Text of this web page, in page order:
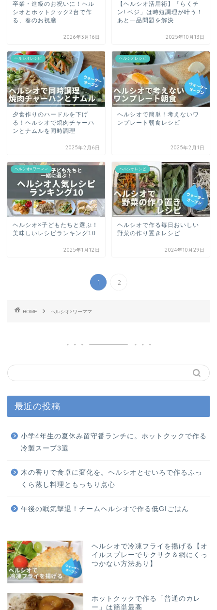
卒業・進級のお祝いに！ヘル
シオとホットクック2台で作
る、春のお祝膳
2026年3月16日
【ヘルシオ活用術】「らくチ
ン! ベジ」は時短調理が叶う！
あと一品問題を解決
2025年10月13日
ヘルシオレシピ
夕食作りのハードルを下げ
る！ヘルシオで焼肉チャーハ
ンとナムルを同時調理
2025年2月6日
ヘルシオレシピ
ヘルシオで簡単！考えないワ
ンプレート朝食レシピ
2025年2月1日
ヘルシオ×ワーママ
ヘルシオ×子どもたちと選ぶ！
美味しいレシピランキング10
2025年1月12日
ヘルシオレシピ
ヘルシオで作る毎日おいしい
野菜の作り置きレシピ
2024年10月29日
1 2
HOME ヘルシオ×ワーママ
最近の投稿
小学4年生の夏休み留守番ランチに。ホットクックで作る
冷製スープ3選
木の香りで食卓に変化を。ヘルシオとせいろで作るふっ
くら蒸し料理ともっちり点心
午後の眠気撃退！チームヘルシオで作る低GIごはん
ヘルシオで冷凍フライを揚げる【オ
イルスプレーでサクサク＆網にくっ
つかない方法あり】
ホットクックで作る「普通のカレ
ー」は簡単最高